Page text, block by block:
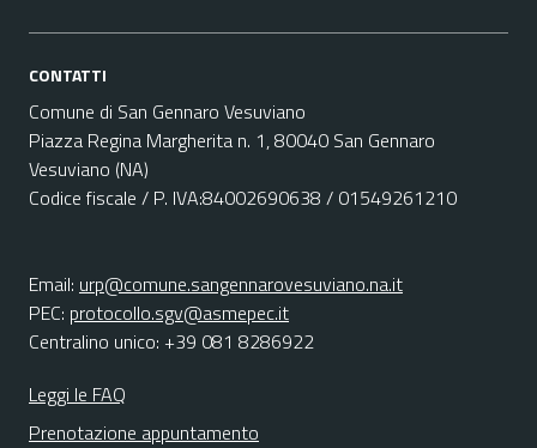
CONTATTI
Comune di San Gennaro Vesuviano
Piazza Regina Margherita n. 1, 80040 San Gennaro
Vesuviano (NA)
Codice fiscale / P. IVA:84002690638 / 01549261210
Email: urp@comune.sangennarovesuviano.na.it
PEC: protocollo.sgv@asmepec.it
Centralino unico: +39 081 8286922
Leggi le FAQ
Prenotazione appuntamento